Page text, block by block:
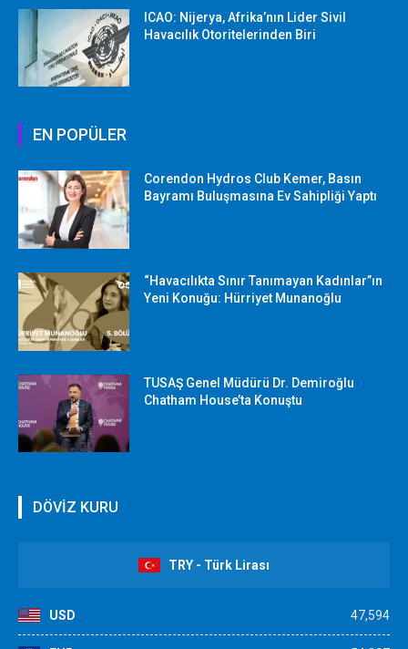
ICAO: Nijerya, Afrika’nın Lider Sivil
Havacılık Otoritelerinden Biri
EN POPÜLER
Corendon Hydros Club Kemer, Basın
Bayramı Buluşmasına Ev Sahipliği Yaptı
“Havacılıkta Sınır Tanımayan Kadınlar”ın
Yeni Konuğu: Hürriyet Munanoğlu
TUSAŞ Genel Müdürü Dr. Demiroğlu
Chatham House’ta Konuştu
DÖVİZ KURU
TRY - Türk Lirası
USD 47,594